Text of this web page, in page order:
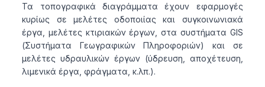
Τα τοπογραφικά διαγράμματα έχουν εφαρμογές
κυρίως σε μελέτες οδοποιίας και συγκοινωνιακά
έργα, μελέτες κτιριακών έργων, στα συστήματα GIS
(Συστήματα Γεωγραφικών Πληροφοριών) και σε
μελέτες υδραυλικών έργων (ύδρευση, αποχέτευση,
λιμενικά έργα, φράγματα, κ.λπ.).